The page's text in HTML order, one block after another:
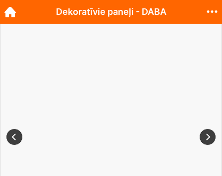
Dekoratīvie paneļi - DABA